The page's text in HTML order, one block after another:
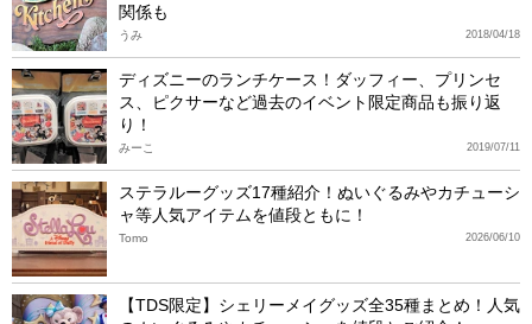
関係も
2018/04/18
うみ
ディズニーのランチケース！ダッフィー、プリンセ
ス、ピクサーなど過去のイベント限定商品も振り返
り！
2019/07/11
みーこ
ステラルーグッズ17種紹介！ぬいぐるみやカチューシ
ャ等人気アイテムを値段ともに！
2026/06/10
Tomo
【TDS限定】シェリーメイグッズ全35種まとめ！人気